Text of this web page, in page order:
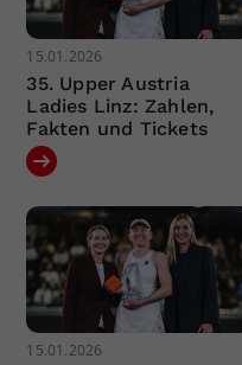
15.01.2026
35. Upper Austria
Ladies Linz: Zahlen,
Fakten und Tickets
15.01.2026